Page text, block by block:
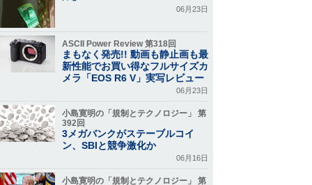
06月23日
ASCII Power Review 第318回
まもなく発売!! 動画も静止画も最
新性能でお買い得なフルサイズカ
メラ「EOS R6 V」実写レビュー
06月23日
小島寛明の「規制とテクノロジー」 第
392回
3メガバンクがステーブルコイ
ン、SBIと競争激化か
06月16日
小島寛明の「規制とテクノロジー」 第